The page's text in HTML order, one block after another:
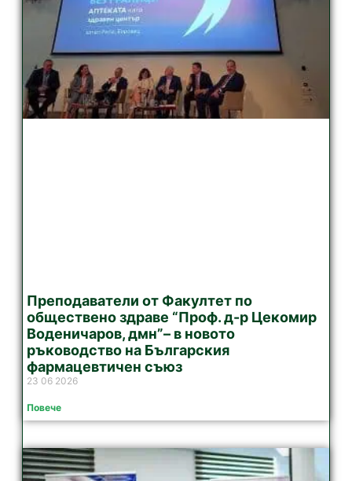
Преподаватели от Факултет по
обществено здраве “Проф. д-р Цекомир
Воденичаров, дмн”– в новото
ръководство на Българския
фармацевтичен съюз
23 06 2026
Повече